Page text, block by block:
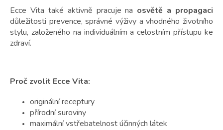
Ecce Vita také aktivně pracuje na osvětě a propagaci
důležitosti prevence, správné výživy a vhodného životního
stylu, založeného na individuálním a celostním přístupu ke
zdraví.
Proč zvolit Ecce Vita:
originální receptury
přírodní suroviny
maximální vstřebatelnost účinných látek